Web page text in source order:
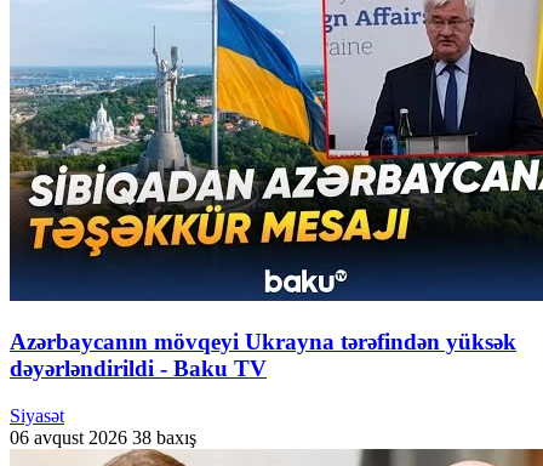
Azərbaycanın mövqeyi Ukrayna tərəfindən yüksək
dəyərləndirildi - Baku TV
Siyasət
06 avqust 2026 38 baxış